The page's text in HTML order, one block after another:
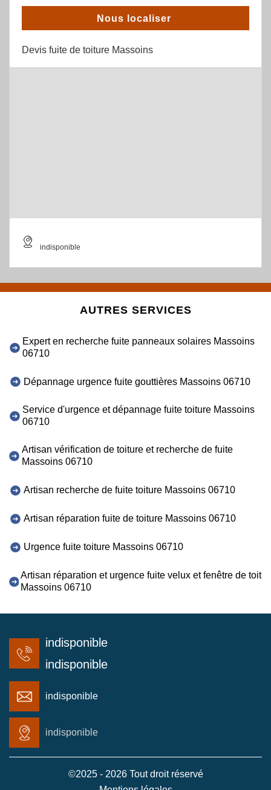
Nous localiser
Devis fuite de toiture Massoins
indisponible
AUTRES SERVICES
Expert en recherche fuite panneaux solaires Massoins
06710
Dépannage urgence fuite gouttières Massoins 06710
Service d'urgence et dépannage fuite toiture Massoins
06710
Artisan vérification de toiture et recherche de fuite
Massoins 06710
Artisan recherche de fuite toiture Massoins 06710
Artisan réparation fuite de toiture Massoins 06710
Urgence fuite toiture Massoins 06710
Artisan réparation et urgence fuite velux et fenêtre de toit
Massoins 06710
indisponible
indisponible
indisponible
indisponible
©2025 - 2026 Tout droit réservé